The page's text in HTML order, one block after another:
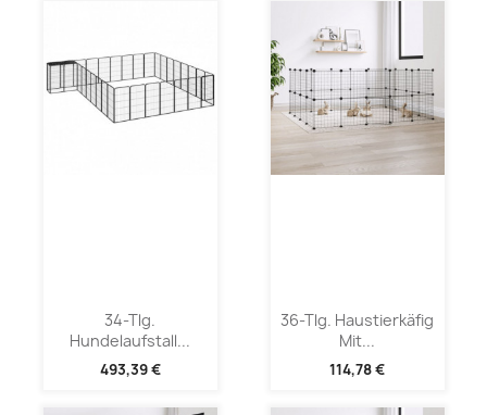
34-Tlg.
Hundelaufstall...
493,39 €
36-Tlg. Haustierkäfig
Mit...
114,78 €